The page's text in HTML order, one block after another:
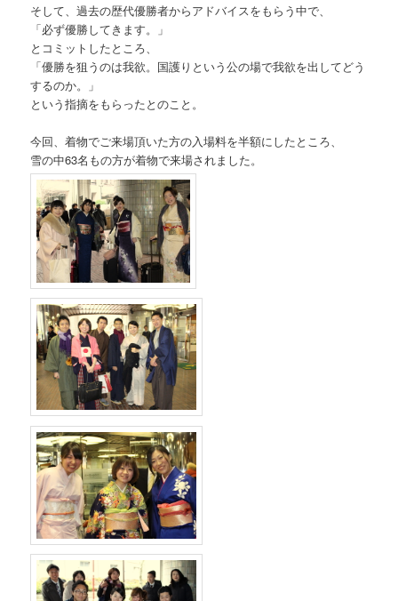
そして、過去の歴代優勝者からアドバイスをもらう中で、
「必ず優勝してきます。」
とコミットしたところ、
「優勝を狙うのは我欲。国護りという公の場で我欲を出してどう
するのか。」
という指摘をもらったとのこと。
今回、着物でご来場頂いた方の入場料を半額にしたところ、
雪の中63名もの方が着物で来場されました。